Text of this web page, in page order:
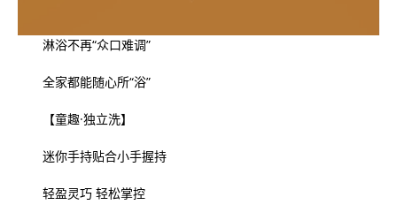
淋浴不再“众口难调”
全家都能随心所“浴”
【童趣·独立洗】
迷你手持贴合小手握持
轻盈灵巧 轻松掌控